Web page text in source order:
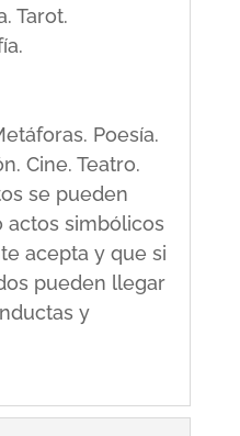
Tarot.
Poesía.
Cine. Teatro.
se pueden
simbólicos
acepta y que si
pueden llegar
y